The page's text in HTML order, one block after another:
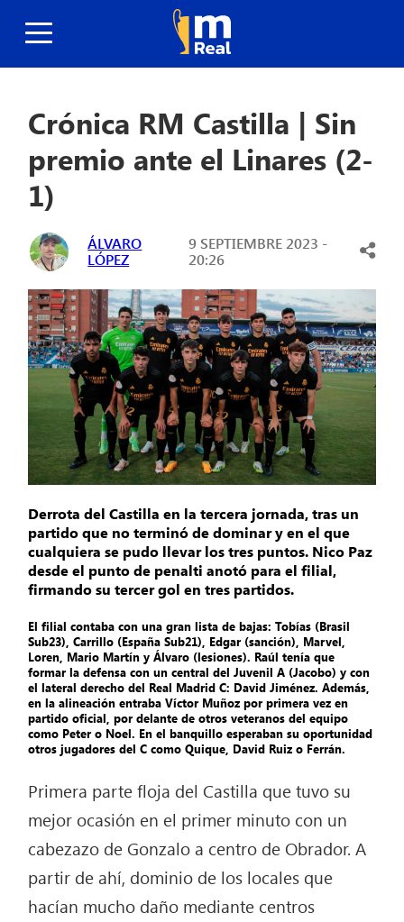
Crónica RM Castilla | Sin
premio ante el Linares (2-
1)
ÁLVARO
LÓPEZ
9 SEPTIEMBRE 2023 -
20:26
Derrota del Castilla en la tercera jornada, tras un
partido que no terminó de dominar y en el que
cualquiera se pudo llevar los tres puntos. Nico Paz
desde el punto de penalti anotó para el filial,
firmando su tercer gol en tres partidos.
El filial contaba con una gran lista de bajas: Tobías (Brasil
Sub23), Carrillo (España Sub21), Edgar (sanción), Marvel,
Loren, Mario Martín y Álvaro (lesiones). Raúl tenía que
formar la defensa con un central del Juvenil A (Jacobo) y con
el lateral derecho del Real Madrid C: David Jiménez. Además,
en la alineación entraba Víctor Muñoz por primera vez en
partido oficial, por delante de otros veteranos del equipo
como Peter o Noel. En el banquillo esperaban su oportunidad
otros jugadores del C como Quique, David Ruiz o Ferrán.
Primera parte floja del Castilla que tuvo su
mejor ocasión en el primer minuto con un
cabezazo de Gonzalo a centro de Obrador. A
partir de ahí, dominio de los locales que
hacían mucho daño mediante centros